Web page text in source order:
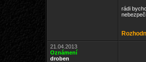
rádi
21.04.2013
Oznámení
droben